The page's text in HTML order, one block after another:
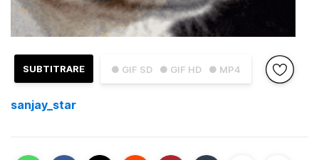
● GIF SD ● GIF HD ● MP4
SUBTITRARE
sanjay_star